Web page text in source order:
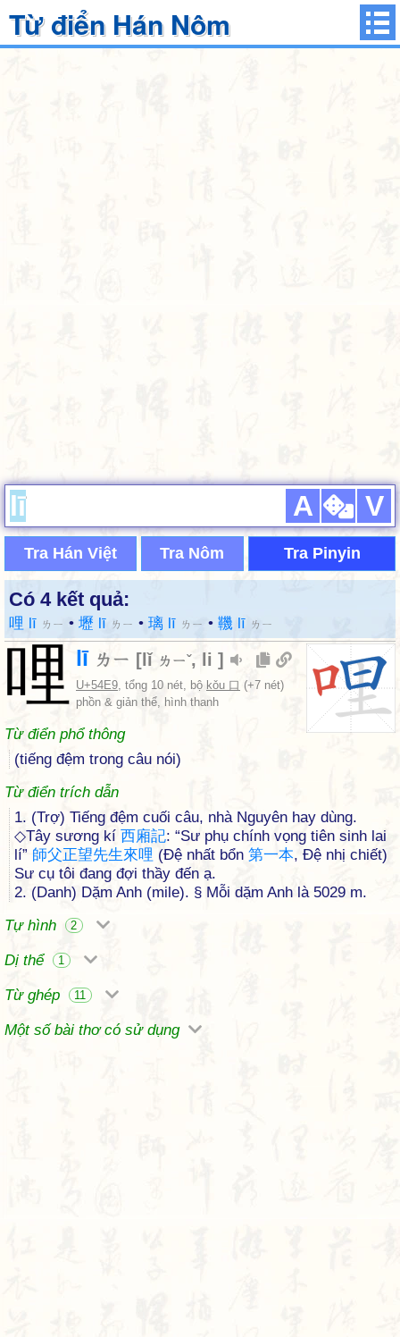
Từ điển Hán Nôm
A V
Tra Hán Việt Tra Nôm Tra Pinyin
Có 4 kết quả:
哩 lī ㄌㄧ • 壢 lī ㄌㄧ • 璃 lī ㄌㄧ • 鞿 lī ㄌㄧ
哩 lī ㄌㄧ [ lǐ ㄌㄧˇ, li ]
U+54E9, tổng 10 nét, bộ kǒu 口 (+7 nét)
phồn & giản thể, hình thanh
Từ điển phổ thông
(tiếng đệm trong câu nói)
Từ điển trích dẫn
1. (Trợ) Tiếng đệm cuối câu, nhà Nguyên hay dùng.
◇Tây sương kí 西廂記: “Sư phụ chính vọng tiên sinh lai
lí” 師父正望先生來哩 (Đệ nhất bổn 第一本, Đệ nhị chiết)
Sư cụ tôi đang đợi thầy đến ạ.
2. (Danh) Dặm Anh (mile). § Mỗi dặm Anh là 5029 m.
Tự hình
2
Dị thể 1
Từ ghép 11
Một số bài thơ có sử dụng